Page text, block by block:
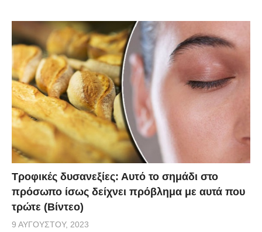
Τροφικές δυσανεξίες: Αυτό το σημάδι στο
πρόσωπο ίσως δείχνει πρόβλημα με αυτά που
τρώτε (Βίντεο)
9 ΑΥΓΟΎΣΤΟΥ, 2023